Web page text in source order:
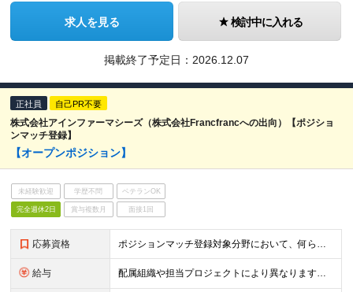
求人を見る 検討中に入れる
掲載終了予定日： 2026.12.07
正社員 自己PR不要
株式会社アインファーマシーズ（株式会社Francfrancへの出向）【ポジショ
ンマッチ登録】
【オープンポジション】
未経験歓迎 学歴不問 ベテランOK
完全週休2日 賞与複数月 面接1回
応募資格 ポジションマッチ登録対象分野において、何らかの知識・経験がある方 ■求める人物像 ・物事に対して責任感を持ち、積極的に取り組める方 ・幅広い分野に関心を持つ感度の高い方 ・基本的な社会人力（考える力
給与 配属組織や担当プロジェクトにより異なります。 経験・スキルを考慮の上、決定します。